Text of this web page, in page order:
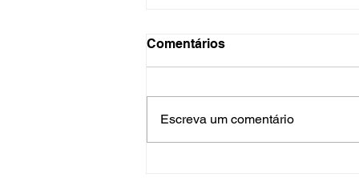
Comentários
Escreva um comentário